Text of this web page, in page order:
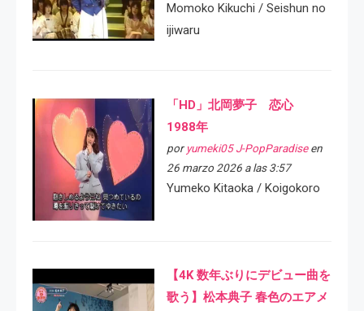
Momoko Kikuchi / Seishun no
ijiwaru
「HD」北岡夢子 恋心
1988年
por yumeki05 J-PopParadiseen
26 marzo 2026 a las 3:57
Yumeko Kitaoka / Koigokoro
【4K 数年ぶりにデビュー曲を
歌う】松本典子 春色のエアメ